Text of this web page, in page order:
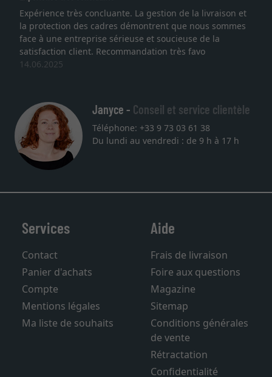
Expérience très concluante. La gestion de la livraison et
la protection des cadres démontrent que nous sommes
face à une entreprise sérieuse et soucieuse de la
satisfaction client. Recommandation très favo
14.06.2025
Janyce - Conseil et service clientèle
Téléphone: +33 9 73 03 61 38
Du lundi au vendredi : de 9 h à 17 h
Services
Contact
Panier d'achats
Compte
Mentions légales
Ma liste de souhaits
Aide
Frais de livraison
Foire aux questions
Magazine
Sitemap
Conditions générales
de vente
Rétractation
Confidentialité